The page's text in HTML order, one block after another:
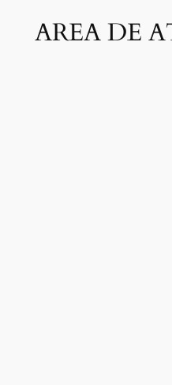
AREA DE